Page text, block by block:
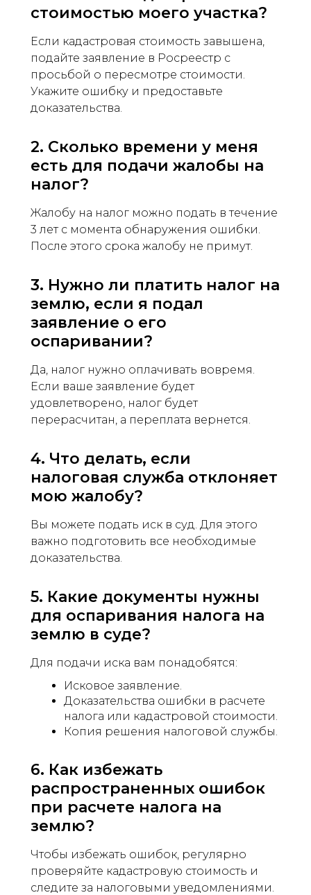
стоимостью моего участка?
Если кадастровая стоимость завышена,
подайте заявление в Росреестр с
просьбой о пересмотре стоимости.
Укажите ошибку и предоставьте
доказательства.
2. Сколько времени у меня
есть для подачи жалобы на
налог?
Жалобу на налог можно подать в течение
3 лет с момента обнаружения ошибки.
После этого срока жалобу не примут.
3. Нужно ли платить налог на
землю, если я подал
заявление о его
оспаривании?
Да, налог нужно оплачивать вовремя.
Если ваше заявление будет
удовлетворено, налог будет
перерасчитан, а переплата вернется.
4. Что делать, если
налоговая служба отклоняет
мою жалобу?
Вы можете подать иск в суд. Для этого
важно подготовить все необходимые
доказательства.
5. Какие документы нужны
для оспаривания налога на
землю в суде?
Для подачи иска вам понадобятся:
Исковое заявление.
Доказательства ошибки в расчете
налога или кадастровой стоимости.
Копия решения налоговой службы.
6. Как избежать
распространенных ошибок
при расчете налога на
землю?
Чтобы избежать ошибок, регулярно
проверяйте кадастровую стоимость и
следите за налоговыми уведомлениями.